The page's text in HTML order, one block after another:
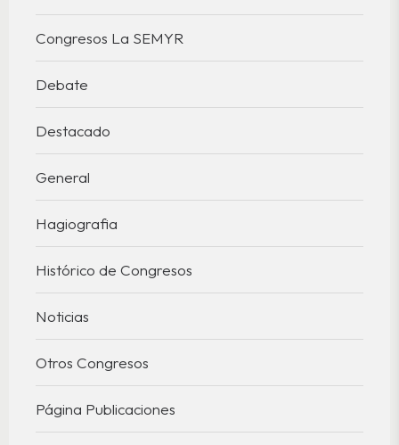
Congresos La SEMYR
Debate
Destacado
General
Hagiografia
Histórico de Congresos
Noticias
Otros Congresos
Página Publicaciones